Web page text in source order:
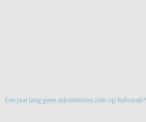
Een jaar lang geen advertenties zien op Refoweb?